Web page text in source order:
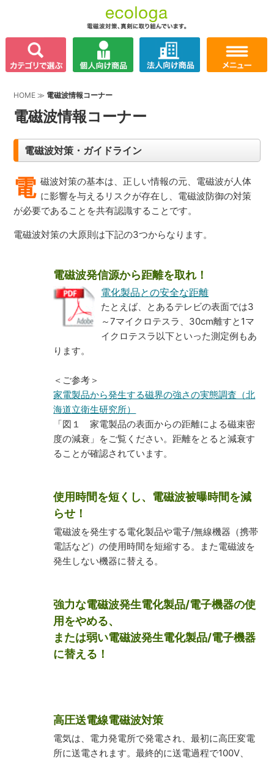
HOME ≫ 電磁波情報コーナー
電磁波情報コーナー
電磁波対策・ガイドライン
電 磁波対策の基本は、正しい情報の元、電磁波が人体
に影響を与えるリスクが存在し、電磁波防御の対策
が必要であることを共有認識することです。
電磁波対策の大原則は下記の3つからなります。
電磁波発信源から距離を取れ！
電化製品との安全な距離
たとえば、とあるテレビの表面では3
～7マイクロテスラ、30cm離すと1マ
イクロテスラ以下といった測定例もあ
ります。
＜ご参考＞
家電製品から発生する磁界の強さの実態調査（北
海道立衛生研究所）
「図１ 家電製品の表面からの距離による磁束密
度の減衰」をご覧ください。距離をとると減衰す
ることが確認されています。
使用時間を短くし、電磁波被曝時間を減
らせ！
電磁波を発生する電化製品や電子/無線機器（携帯
電話など）の使用時間を短縮する。また電磁波を
発生しない機器に替える。
強力な電磁波発生電化製品/電子機器の使
用をやめる、
または弱い電磁波発生電化製品/電子機器
に替える！
高圧送電線電磁波対策
電気は、電力発電所で発電され、最初に高圧変電
所に送電されます。最終的に送電過程で100V、